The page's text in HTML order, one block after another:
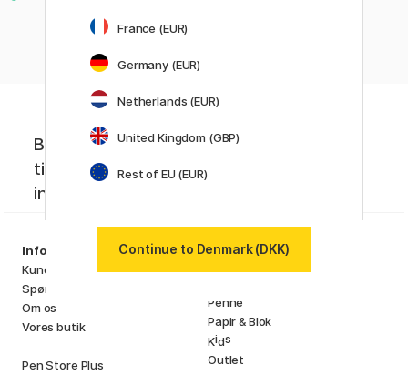
Bliv medlem af Pen Store Plus! Få unikke
tilbud, de seneste nyheder og kreativ
inspiration.
Information
Kundeservice
Spørgsmål og svar
Om os
Vores butik
Pen Store Plus
Sortiment
Penne
Papir & Blok
Kids
Outlet
France (EUR)
Germany (EUR)
Netherlands (EUR)
United Kingdom (GBP)
Rest of EU (EUR)
Continue to Denmark (DKK)